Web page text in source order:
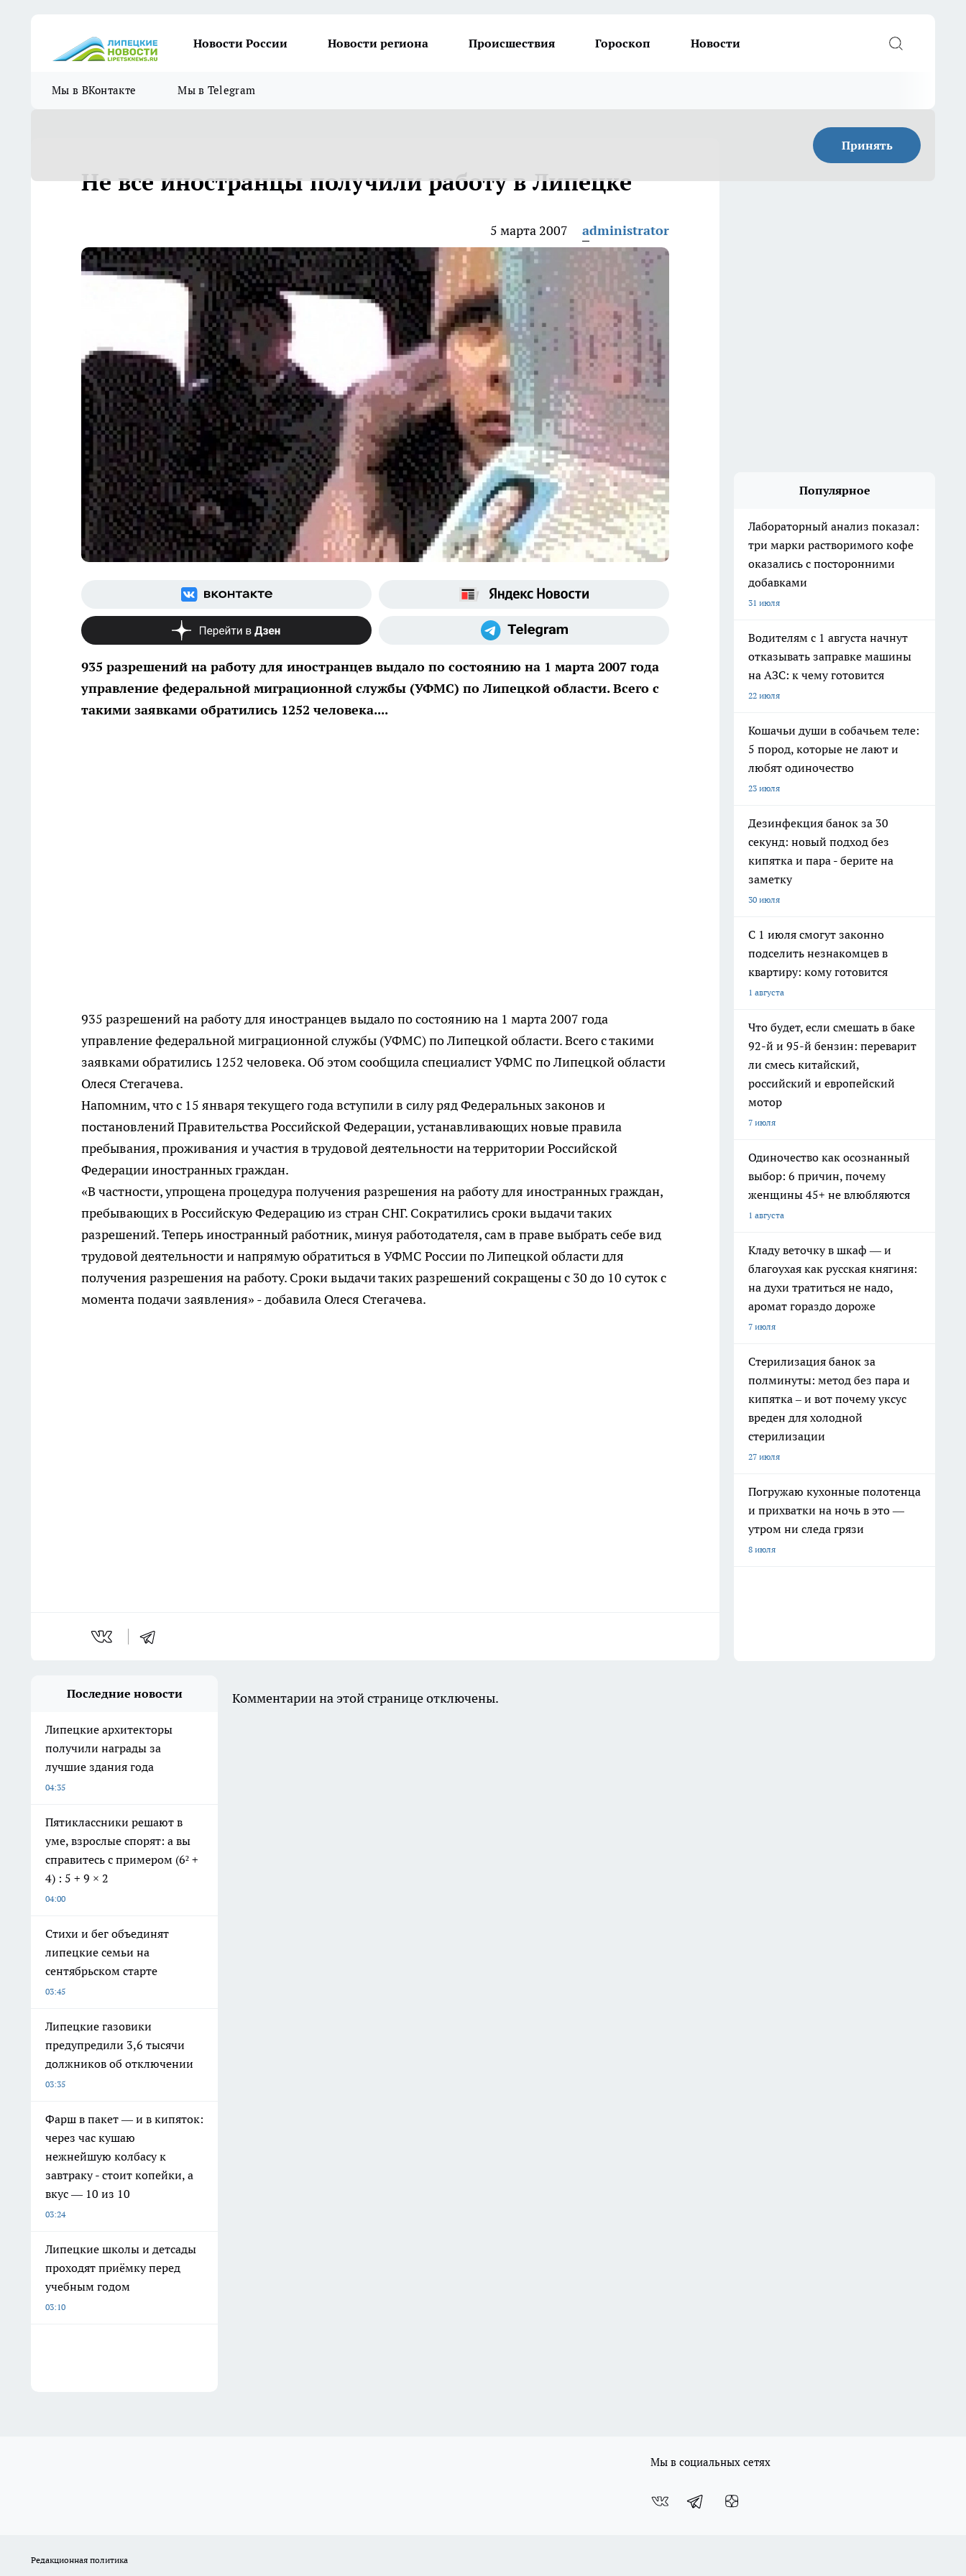
Новости России Новости региона Происшествия Гороскоп Новости
Мы в ВКонтакте Мы в Telegram
Принять
Не все иностранцы получили работу в Липецке
5 марта 2007 administrator
935 разрешений на работу для иностранцев выдало по состоянию на 1 марта 2007 года
управление федеральной миграционной службы (УФМС) по Липецкой области. Всего с
такими заявками обратились 1252 человека....
935 разрешений на работу для иностранцев выдало по состоянию на 1 марта 2007 года
управление федеральной миграционной службы (УФМС) по Липецкой области. Всего с такими
заявками обратились 1252 человека. Об этом сообщила специалист УФМС по Липецкой области
Олеся Стегачева.
Напомним, что с 15 января текущего года вступили в силу ряд Федеральных законов и
постановлений Правительства Российской Федерации, устанавливающих новые правила
пребывания, проживания и участия в трудовой деятельности на территории Российской
Федерации иностранных граждан.
«В частности, упрощена процедура получения разрешения на работу для иностранных граждан,
пребывающих в Российскую Федерацию из стран СНГ. Сократились сроки выдачи таких
разрешений. Теперь иностранный работник, минуя работодателя, сам в праве выбрать себе вид
трудовой деятельности и напрямую обратиться в УФМС России по Липецкой области для
получения разрешения на работу. Сроки выдачи таких разрешений сокращены с 30 до 10 суток с
момента подачи заявления» - добавила Олеся Стегачева.
Популярное
Лабораторный анализ показал:
три марки растворимого кофе
оказались с посторонними
добавками
31 июля
Водителям с 1 августа начнут
отказывать заправке машины
на АЗС: к чему готовится
22 июля
Кошачьи души в собачьем теле:
5 пород, которые не лают и
любят одиночество
23 июля
Дезинфекция банок за 30
секунд: новый подход без
кипятка и пара - берите на
заметку
30 июля
С 1 июля смогут законно
подселить незнакомцев в
квартиру: кому готовится
1 августа
Что будет, если смешать в баке
92-й и 95-й бензин: переварит
ли смесь китайский,
российский и европейский
мотор
7 июля
Одиночество как осознанный
выбор: 6 причин, почему
женщины 45+ не влюбляются
1 августа
Кладу веточку в шкаф — и
благоухая как русская княгиня:
на духи тратиться не надо,
аромат гораздо дороже
7 июля
Стерилизация банок за
полминуты: метод без пара и
кипятка – и вот почему уксус
вреден для холодной
стерилизации
27 июля
Погружаю кухонные полотенца
и прихватки на ночь в это —
утром ни следа грязи
8 июля
Последние новости
Липецкие архитекторы
получили награды за
лучшие здания года
04:35
Пятиклассники решают в
уме, взрослые спорят: а вы
справитесь с примером (6² +
4) : 5 + 9 × 2
04:00
Стихи и бег объединят
липецкие семьи на
сентябрьском старте
03:45
Липецкие газовики
предупредили 3,6 тысячи
должников об отключении
03:35
Фарш в пакет — и в кипяток:
через час кушаю
нежнейшую колбасу к
завтраку - стоит копейки, а
вкус — 10 из 10
03:24
Липецкие школы и детсады
проходят приёмку перед
учебным годом
03:10
Комментарии на этой странице отключены.
Мы в социальных сетях
Редакционная политика